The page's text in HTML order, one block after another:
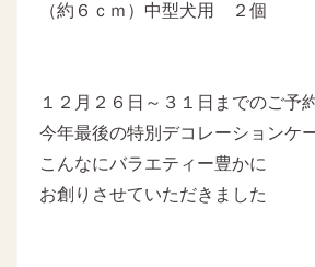
（約６ｃｍ）中型犬用 ２個
１２月２６日～３１日までのご予
今年最後の特別デコレーションケ
こんなにバラエティー豊かに
お創りさせていただきました